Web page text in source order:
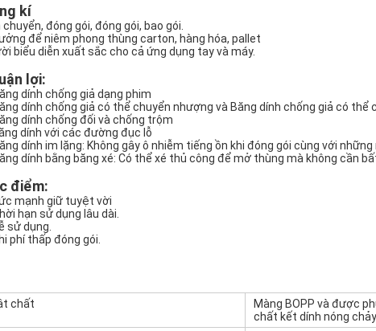
kí
chuyển, đóng gói, đóng gói, bao gói.
để niêm phong thùng carton, hàng hóa, pallet
biểu diễn xuất sắc cho cả ứng dụng tay và máy.
lợi:
dính chống giả dạng phim
dính chống giả có thể chuyển nhượng và Băng dính chống giả có
dính chống đối và chống trộm
dính với các đường đục lỗ
dính im lặng: Không gây ô nhiễm tiếng ồn khi đóng gói cùng với
dính bằng băng xé: Có thể xé thủ công để mở thùng mà không cần
điểm:
mạnh giữ tuyệt vời
hạn sử dụng lâu dài.
sử dụng.
phí thấp đóng gói.
chất
Màng BOPP và được
chất kết dính nóng